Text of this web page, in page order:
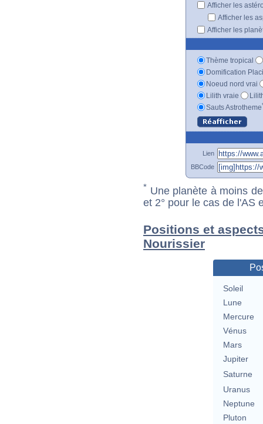
Afficher les
Afficher les
Afficher les
Thème tropical
Domification
Noeud nord vrai
Lilith vraie
Sauts Astrotheme
Lien
BBCode
* Une planète à moins
et 2° pour le cas de l'AS
Positions et
Nourissier
Soleil
Lune
Mercure
Vénus
Mars
Jupiter
Saturne
Uranus
Neptune
Pluton